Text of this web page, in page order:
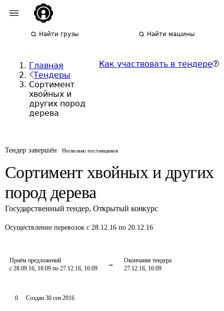
Найти грузы Найти машины
Главная
Тендеры
Сортимент
хвойных и
других пород
дерева
Как участвовать в тендере
Тендер завершён Несколько поставщиков
Сортимент хвойных и других
пород дерева
Государственный тендер, Открытый конкурс
Осуществление перевозок с 28.12.16 по 20.12.16
Приём предложений
с 28.09.16, 16:09 по 27.12.16, 16:09
Окончание тендера
27.12.16, 16:09
0 Создан 30 сен 2016